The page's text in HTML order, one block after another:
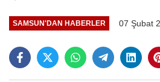
SAMSUN'DAN HABERLER 07 Şubat